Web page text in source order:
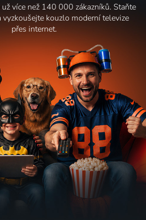
více než 140 000 zákazníků. Staňte
vyzkoušejte kouzlo moderní televize
přes internet.